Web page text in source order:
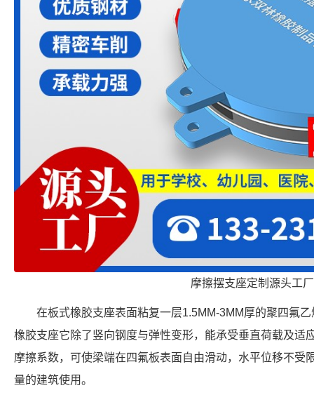
摩擦摆支座定制源头工厂
在板式橡胶支座表面粘复一层1.5MM-3MM厚的聚四氟
橡胶支座它除了竖向钢度与弹性变形，能承受垂直荷载及适
摩擦系数，可使梁端在四氟板表面自由滑动，水平位移不受
量的建筑使用。